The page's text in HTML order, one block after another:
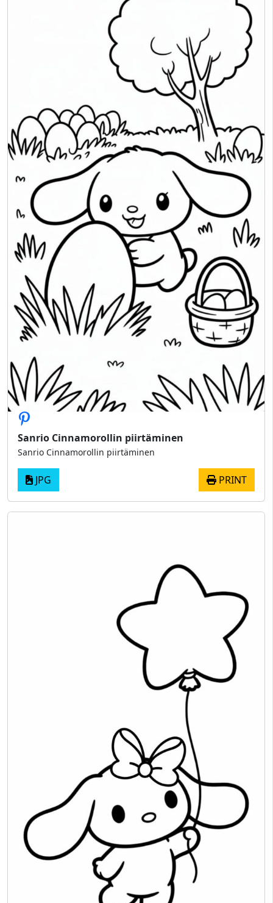
Sanrio Cinnamorollin piirtäminen
Sanrio Cinnamorollin piirtäminen
JPG PRINT